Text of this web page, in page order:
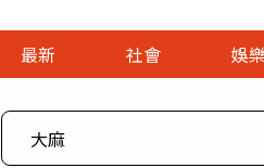
最新 社會 娛樂
娛樂首頁
即時
專題
財經首頁
熱線
３Ｃ
政